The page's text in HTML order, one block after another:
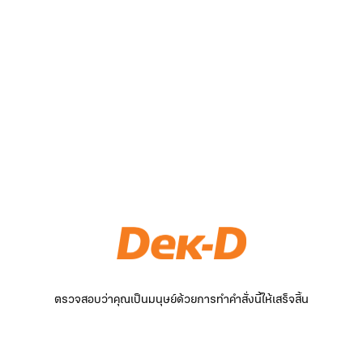
ตรวจสอบว่าคุณเป็นมนุษย์ด้วยการทำคำสั่งนี้ให้เสร็จสิ้น